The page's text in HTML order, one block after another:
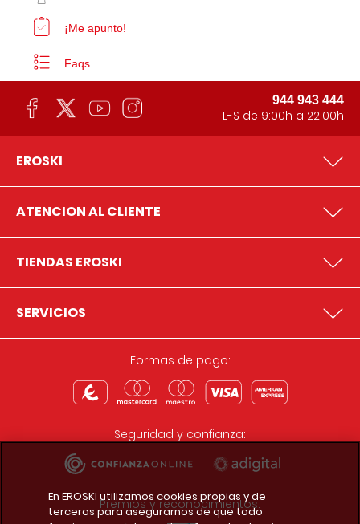
¡Me apunto!
Faqs
944 943 444
L-S de 9:00h a 22:00h
EROSKI
ATENCION AL CLIENTE
TIENDAS EROSKI
SERVICIOS
Formas de pago:
Seguridad y confianza:
Premios y reconocimientos:
En EROSKI utilizamos cookies propias y de
terceros para asegurarnos de que todo